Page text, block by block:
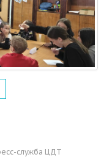
служба ЦДТ